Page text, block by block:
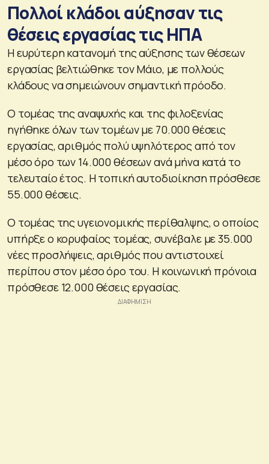
Πολλοί κλάδοι αύξησαν τις
θέσεις εργασίας τις ΗΠΑ
Η ευρύτερη κατανομή της αύξησης των θέσεων
εργασίας βελτιώθηκε τον Μάιο, με πολλούς
κλάδους να σημειώνουν σημαντική πρόοδο.
Ο τομέας της αναψυχής και της φιλοξενίας
ηγήθηκε όλων των τομέων με 70.000 θέσεις
εργασίας, αριθμός πολύ υψηλότερος από τον
μέσο όρο των 14.000 θέσεων ανά μήνα κατά το
τελευταίο έτος. Η τοπική αυτοδιοίκηση πρόσθεσε
55.000 θέσεις.
Ο τομέας της υγειονομικής περίθαλψης, ο οποίος
υπήρξε ο κορυφαίος τομέας, συνέβαλε με 35.000
νέες προσλήψεις, αριθμός που αντιστοιχεί
περίπου στον μέσο όρο του. Η κοινωνική πρόνοια
πρόσθεσε 12.000 θέσεις εργασίας.